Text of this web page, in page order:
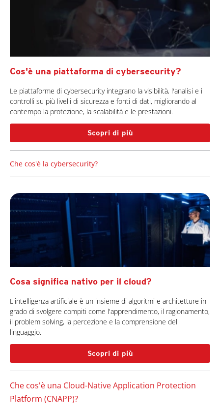
Cos'è una piattaforma di cybersecurity?
Le piattaforme di cybersecurity integrano la visibilità, l'analisi e i
controlli su più livelli di sicurezza e fonti di dati, migliorando al
contempo la protezione, la scalabilità e le prestazioni.
Scopri di più
Che cos'è la cybersecurity?
Cosa significa nativo per il cloud?
L'intelligenza artificiale è un insieme di algoritmi e architetture in
grado di svolgere compiti come l'apprendimento, il ragionamento,
il problem solving, la percezione e la comprensione del
linguaggio.
Scopri di più
Che cos'è una Cloud-Native Application Protection
Platform (CNAPP)?